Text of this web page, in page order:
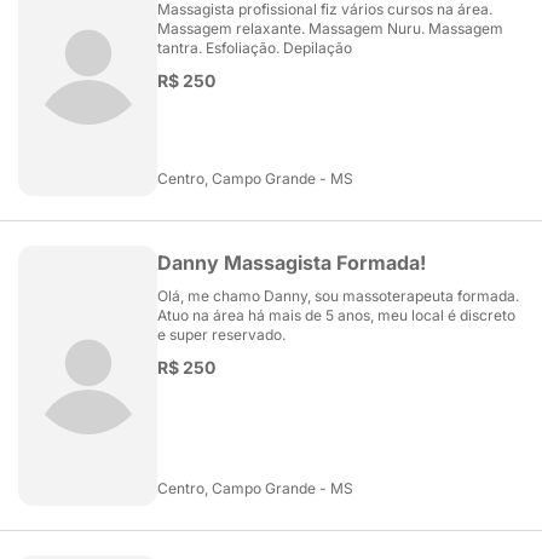
Massagista profissional fiz vários cursos na área.
Massagem relaxante. Massagem Nuru. Massagem
tantra. Esfoliação. Depilação
R$ 250
Centro, Campo Grande - MS
Danny Massagista Formada!
Olá, me chamo Danny, sou massoterapeuta formada.
Atuo na área há mais de 5 anos, meu local é discreto
e super reservado.
R$ 250
Centro, Campo Grande - MS